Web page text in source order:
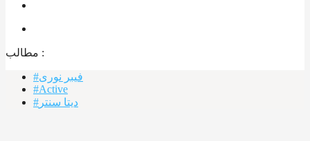
مطالب :‌
#فیبر نوری
#Active
#دیتا سنتر